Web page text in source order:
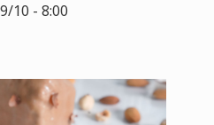
10 - 8:00